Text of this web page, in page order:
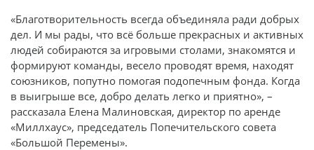
«Благотворительность всегда объединяла ради добрых
дел. И мы рады, что всё больше прекрасных и активных
людей собираются за игровыми столами, знакомятся и
формируют команды, весело проводят время, находят
союзников, попутно помогая подопечным фонда. Когда
в выигрыше все, добро делать легко и приятно», –
рассказала Елена Малиновская, директор по аренде
«Миллхаус», председатель Попечительского совета
«Большой Перемены».